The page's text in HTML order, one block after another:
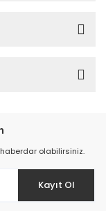
olabilirsiniz.
Kayıt Ol